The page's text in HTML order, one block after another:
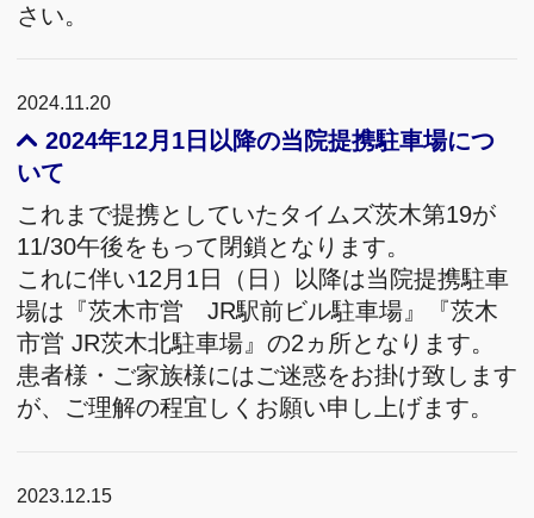
さい。
2024.11.20
2024年12月1日以降の当院提携駐車場につ
いて
これまで提携としていたタイムズ茨木第19が
11/30午後をもって閉鎖となります。
これに伴い12月1日（日）以降は当院提携駐車
場は『茨木市営 JR駅前ビル駐車場』『茨木
市営 JR茨木北駐車場』の2ヵ所となります。
患者様・ご家族様にはご迷惑をお掛け致します
が、ご理解の程宜しくお願い申し上げます。
2023.12.15